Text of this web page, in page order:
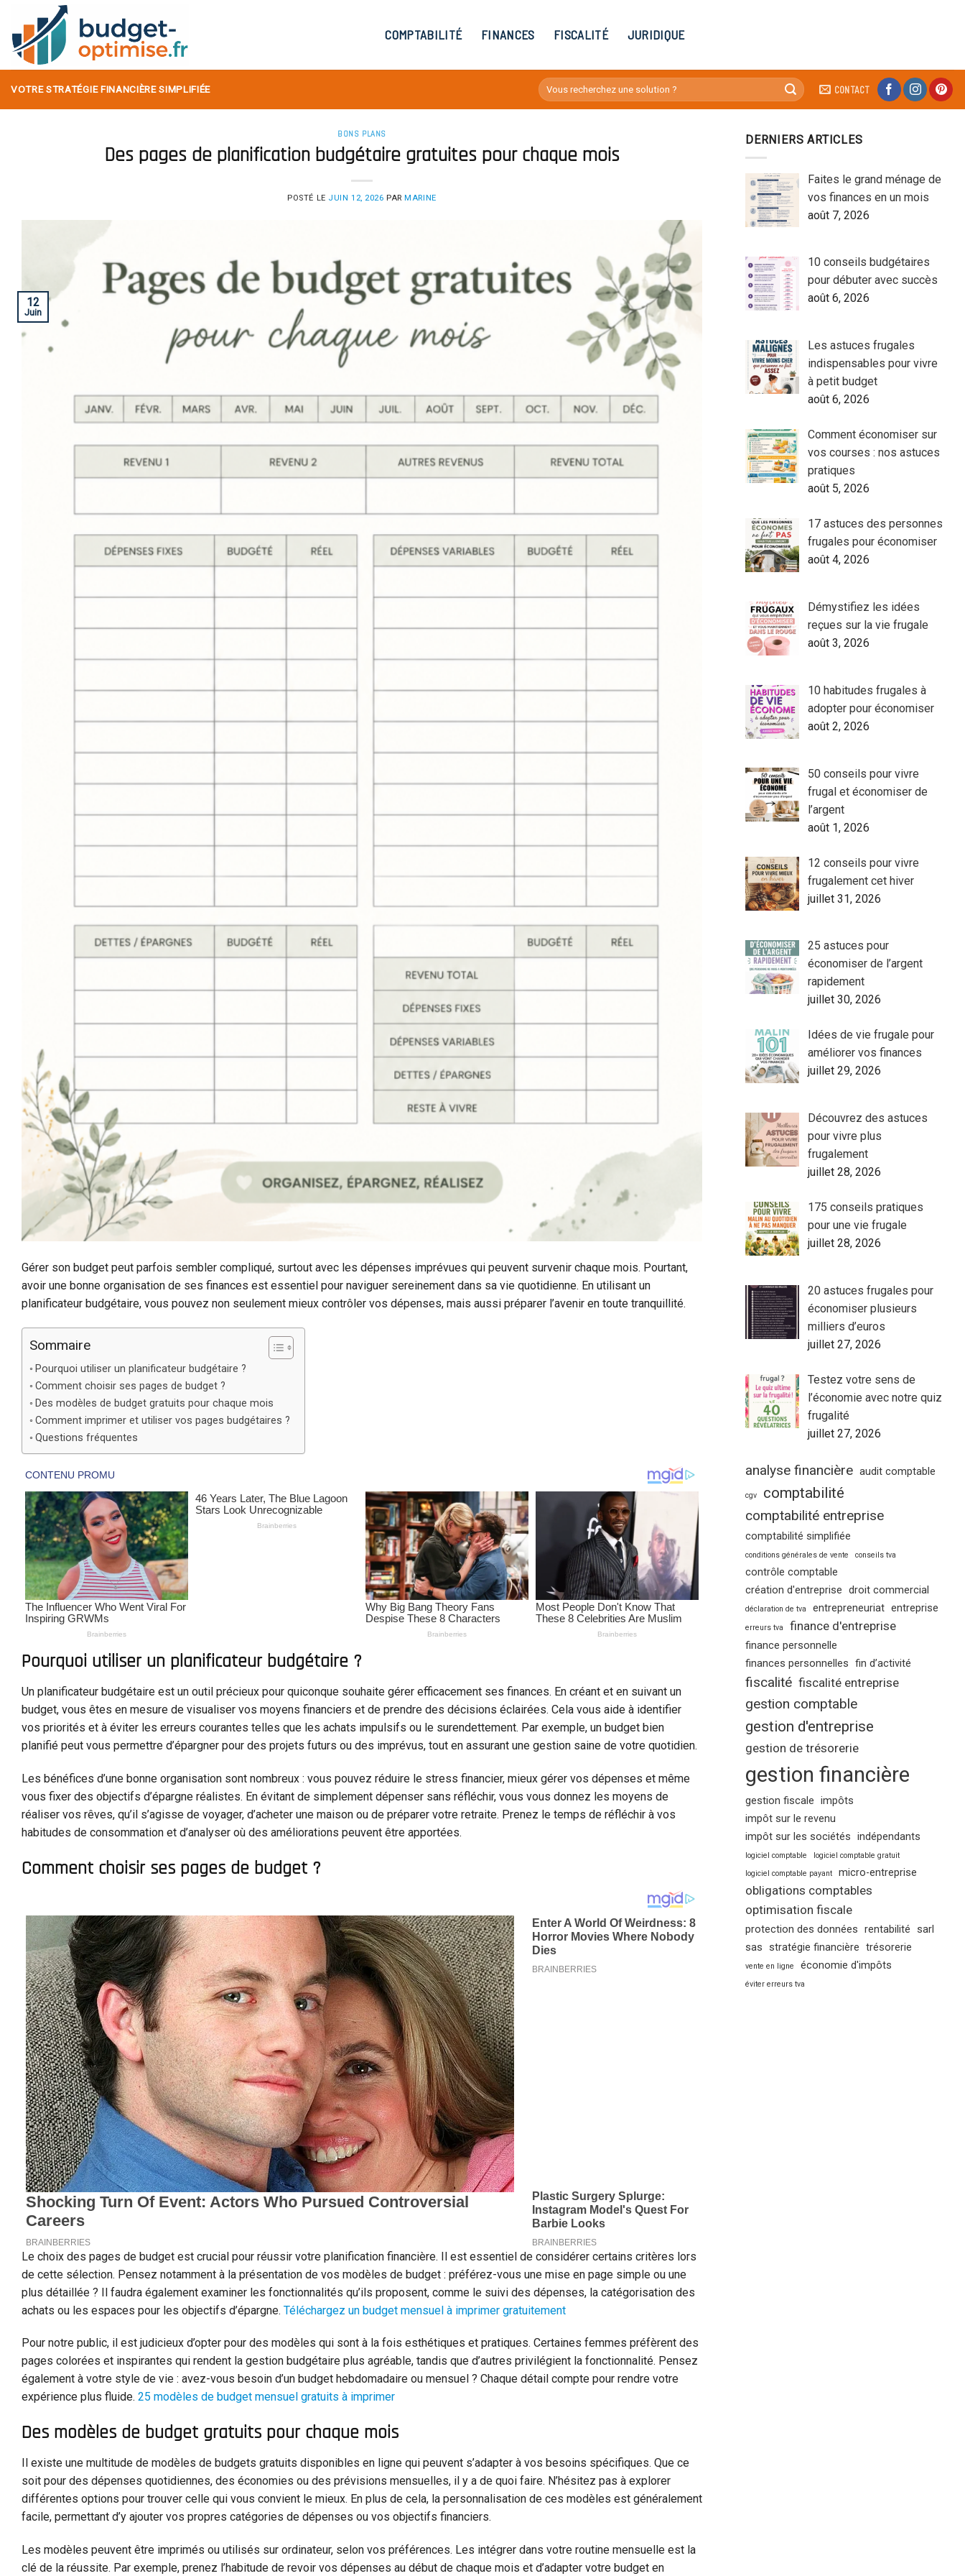
content
COMPTABILITÉ FINANCES FISCALITÉ JURIDIQUE
VOTRE STRATÉGIE FINANCIÈRE SIMPLIFIÉE CONTACT
BONS PLANS
Des pages de planification budgétaire gratuites pour chaque mois
POSTÉ LE JUIN 12, 2026 PARMARINE
12
Juin
Gérer son budget peut parfois sembler compliqué, surtout avec les dépenses imprévues qui peuvent survenir chaque mois. Pourtant,
avoir une bonne organisation de ses finances est essentiel pour naviguer sereinement dans sa vie quotidienne. En utilisant un
planificateur budgétaire, vous pouvez non seulement mieux contrôler vos dépenses, mais aussi préparer l’avenir en toute tranquillité.
Sommaire
Pourquoi utiliser un planificateur budgétaire ?
Comment choisir ses pages de budget ?
Des modèles de budget gratuits pour chaque mois
Comment imprimer et utiliser vos pages budgétaires ?
Questions fréquentes
Pourquoi utiliser un planificateur budgétaire ?
Un planificateur budgétaire est un outil précieux pour quiconque souhaite gérer efficacement ses finances. En créant et en suivant un
budget, vous êtes en mesure de visualiser vos moyens financiers et de prendre des décisions éclairées. Cela vous aide à identifier
vos priorités et à éviter les erreurs courantes telles que les achats impulsifs ou le surendettement. Par exemple, un budget bien
planifié peut vous permettre d’épargner pour des projets futurs ou des imprévus, tout en assurant une gestion saine de votre quotidien.
Les bénéfices d’une bonne organisation sont nombreux : vous pouvez réduire le stress financier, mieux gérer vos dépenses et même
vous fixer des objectifs d’épargne réalistes. En évitant de simplement dépenser sans réfléchir, vous vous donnez les moyens de
réaliser vos rêves, qu’il s’agisse de voyager, d’acheter une maison ou de préparer votre retraite. Prenez le temps de réfléchir à vos
habitudes de consommation et d’analyser où des améliorations peuvent être apportées.
Comment choisir ses pages de budget ?
Le choix des pages de budget est crucial pour réussir votre planification financière. Il est essentiel de considérer certains critères lors
de cette sélection. Pensez notamment à la présentation de vos modèles de budget : préférez-vous une mise en page simple ou une
plus détaillée ? Il faudra également examiner les fonctionnalités qu’ils proposent, comme le suivi des dépenses, la catégorisation des
achats ou les espaces pour les objectifs d’épargne. Téléchargez un budget mensuel à imprimer gratuitement
Pour notre public, il est judicieux d’opter pour des modèles qui sont à la fois esthétiques et pratiques. Certaines femmes préfèrent des
pages colorées et inspirantes qui rendent la gestion budgétaire plus agréable, tandis que d’autres privilégient la fonctionnalité. Pensez
également à votre style de vie : avez-vous besoin d’un budget hebdomadaire ou mensuel ? Chaque détail compte pour rendre votre
expérience plus fluide. 25 modèles de budget mensuel gratuits à imprimer
Des modèles de budget gratuits pour chaque mois
Il existe une multitude de modèles de budgets gratuits disponibles en ligne qui peuvent s’adapter à vos besoins spécifiques. Que ce
soit pour des dépenses quotidiennes, des économies ou des prévisions mensuelles, il y a de quoi faire. N’hésitez pas à explorer
différentes options pour trouver celle qui vous convient le mieux. En plus de cela, la personnalisation de ces modèles est généralement
facile, permettant d’y ajouter vos propres catégories de dépenses ou vos objectifs financiers.
Les modèles peuvent être imprimés ou utilisés sur ordinateur, selon vos préférences. Les intégrer dans votre routine mensuelle est la
clé de la réussite. Par exemple, prenez l’habitude de revoir vos dépenses au début de chaque mois et d’adapter votre budget en
DERNIERS ARTICLES
Faites le grand ménage de
vos finances en un mois
août 7, 2026
10 conseils budgétaires
pour débuter avec succès
août 6, 2026
Les astuces frugales
indispensables pour vivre
à petit budget
août 6, 2026
Comment économiser sur
vos courses : nos astuces
pratiques
août 5, 2026
17 astuces des personnes
frugales pour économiser
août 4, 2026
Démystifiez les idées
reçues sur la vie frugale
août 3, 2026
10 habitudes frugales à
adopter pour économiser
août 2, 2026
50 conseils pour vivre
frugal et économiser de
l’argent
août 1, 2026
12 conseils pour vivre
frugalement cet hiver
juillet 31, 2026
25 astuces pour
économiser de l’argent
rapidement
juillet 30, 2026
Idées de vie frugale pour
améliorer vos finances
juillet 29, 2026
Découvrez des astuces
pour vivre plus
frugalement
juillet 28, 2026
175 conseils pratiques
pour une vie frugale
juillet 28, 2026
20 astuces frugales pour
économiser plusieurs
milliers d’euros
juillet 27, 2026
Testez votre sens de
l’économie avec notre quiz
frugalité
juillet 27, 2026
analyse financière audit comptable
cgv comptabilité
comptabilité entreprise
comptabilité simplifiée
conditions générales de vente conseils tva
contrôle comptable
création d'entreprise droit commercial
déclaration de tva entrepreneuriat entreprise
erreurs tva finance d'entreprise
finance personnelle
finances personnelles fin d’activité
fiscalité fiscalité entreprise
gestion comptable
gestion d'entreprise
gestion de trésorerie
gestion financière
gestion fiscale impôts
impôt sur le revenu
impôt sur les sociétés indépendants
logiciel comptable
logiciel comptable gratuit
logiciel comptable payant
micro-entreprise
obligations comptables
optimisation fiscale
protection des données rentabilité
sarl
sas
stratégie financière trésorerie
vente en ligne économie d'impôts
éviter erreurs tva